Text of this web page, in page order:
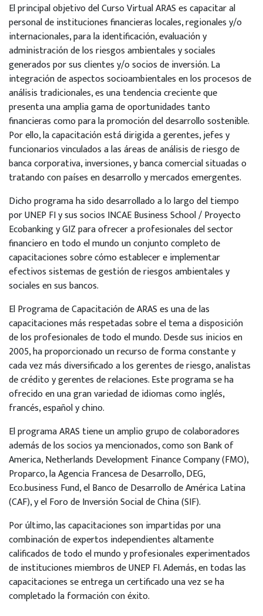
El principal objetivo del Curso Virtual ARAS es capacitar al
personal de instituciones financieras locales, regionales y/o
internacionales, para la identificación, evaluación y
administración de los riesgos ambientales y sociales
generados por sus clientes y/o socios de inversión. La
integración de aspectos socioambientales en los procesos de
análisis tradicionales, es una tendencia creciente que
presenta una amplia gama de oportunidades tanto
financieras como para la promoción del desarrollo sostenible.
Por ello, la capacitación está dirigida a gerentes, jefes y
funcionarios vinculados a las áreas de análisis de riesgo de
banca corporativa, inversiones, y banca comercial situadas o
tratando con países en desarrollo y mercados emergentes.
Dicho programa ha sido desarrollado a lo largo del tiempo
por UNEP FI y sus socios INCAE Business School / Proyecto
Ecobanking y GIZ para ofrecer a profesionales del sector
financiero en todo el mundo un conjunto completo de
capacitaciones sobre cómo establecer e implementar
efectivos sistemas de gestión de riesgos ambientales y
sociales en sus bancos.
El Programa de Capacitación de ARAS es una de las
capacitaciones más respetadas sobre el tema a disposición
de los profesionales de todo el mundo. Desde sus inicios en
2005, ha proporcionado un recurso de forma constante y
cada vez más diversificado a los gerentes de riesgo, analistas
de crédito y gerentes de relaciones. Este programa se ha
ofrecido en una gran variedad de idiomas como inglés,
francés, español y chino.
El programa ARAS tiene un amplio grupo de colaboradores
además de los socios ya mencionados, como son Bank of
America, Netherlands Development Finance Company (FMO),
Proparco, la Agencia Francesa de Desarrollo, DEG,
Eco.business Fund, el Banco de Desarrollo de América Latina
(CAF), y el Foro de Inversión Social de China (SIF).
Por último, las capacitaciones son impartidas por una
combinación de expertos independientes altamente
calificados de todo el mundo y profesionales experimentados
de instituciones miembros de UNEP FI. Además, en todas las
capacitaciones se entrega un certificado una vez se ha
completado la formación con éxito.